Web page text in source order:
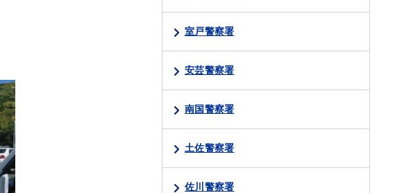
室戸警察署
安芸警察署
南国警察署
土佐警察署
佐川警察署